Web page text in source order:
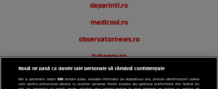
deparinti.ro
medicool.ro
observatornews.ro
tvhappy.ro
useit.ro
Nouă ne pasă ca datele tale personale să rămână confidențiale
Noi și partenerii noștri589 stocăm și/sau accesăm informații pe dispozitivul dvs., precum identificatorii cookie
unici pentru prelucrarea datelor cu caracter personal. Puteți accepta sau gestiona preferințele dvs. făcând clic